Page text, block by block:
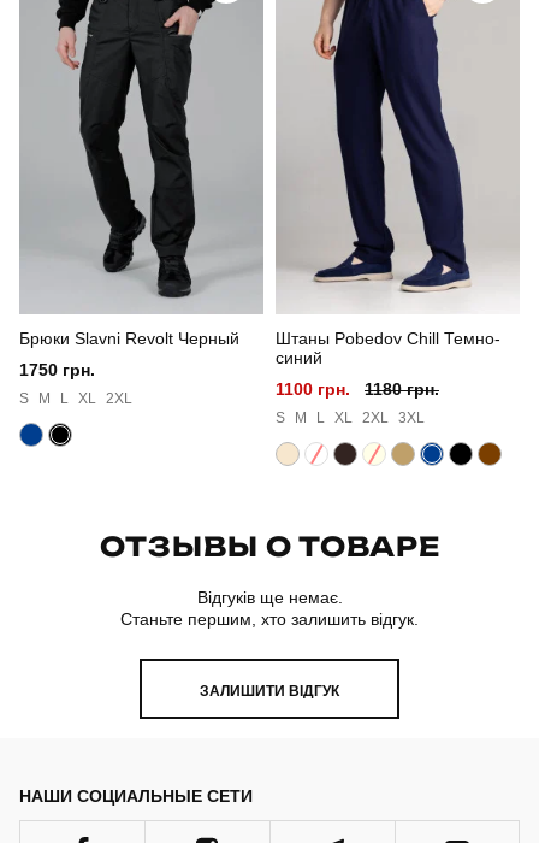
Стиль повсякденний
Країна - виробник
Брюки Slavni Revolt Черный
1750 грн.
S M L XL 2XL
Штаны Pobedov Chill Темно-
синий
1100 грн.
1180 грн.
S M L XL 2XL 3XL
ОТЗЫВЫ О ТОВАРЕ
Відгуків ще немає.
Станьте першим, хто залишить відгук.
ЗАЛИШИТИ ВІДГУК
НАШИ СОЦИАЛЬНЫЕ СЕТИ